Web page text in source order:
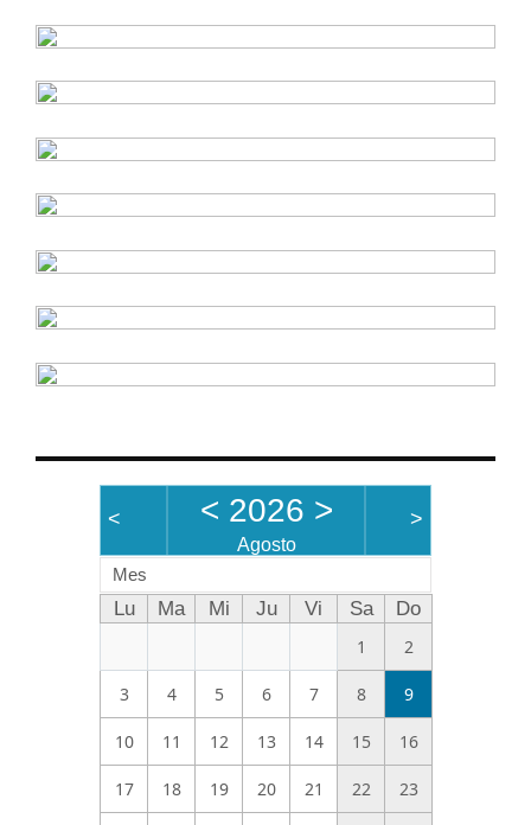
< < 2026 >
Agosto
>
Mes
Lu Ma Mi Ju Vi Sa
Do
1
2
3 4 5 6 7 8 9
10 11 12 13 14 15 16
17 18 19 20 21 22 23